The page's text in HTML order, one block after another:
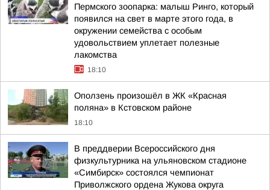
Пермского зоопарка: малыш Ринго, который
появился на свет в марте этого года, в
окружении семейства с особым
удовольствием уплетает полезные
лакомства
18:10
Оползень произошёл в ЖК «Красная
поляна» в Кстовском районе
18:10
В преддверии Всероссийского дня
физкультурника на ульяновском стадионе
«Симбирск» состоялся чемпионат
Приволжского ордена Жукова округа